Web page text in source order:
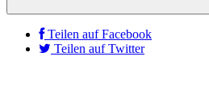
Teilen auf Facebook
Teilen auf Twitter